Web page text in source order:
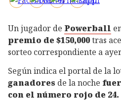
Un jugador de Powerball
premio de $150,000tras
sorteo correspondiente a
Según indica el portal de la
ganadores de la noche
con el número rojo de 24.